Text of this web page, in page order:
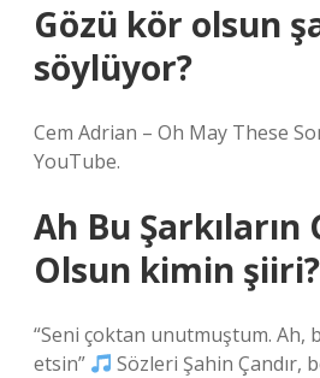
Gözü kör olsun
söylüyor?
Cem Adrian – Oh May These
YouTube.
Ah Bu Şarkıların
Olsun kimin şiiri?
“Seni çoktan unutmuştum. Ah,
etsin”
Sözleri Şahin Çandır,